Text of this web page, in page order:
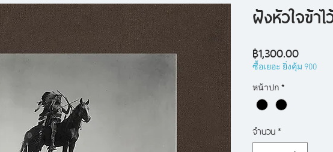
ฝังหัวใจข้า
฿1,300.00ราคา
ซื้อเยอะ ยิ่งคุ้ม 900
หน้าปก *
จำนวน*